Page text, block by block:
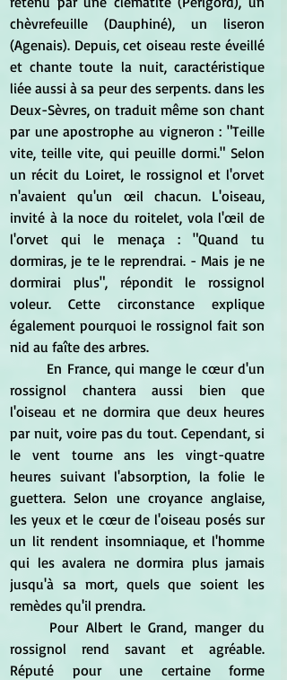
chèvrefeuille (Dauphiné), un liseron
(Agenais). Depuis, cet oiseau reste éveillé
et chante toute la nuit, caractéristique
liée aussi à sa peur des serpents. dans les
Deux-Sèvres, on traduit même son chant
par une apostrophe au vigneron : "Teille
vite, teille vite, qui peuille dormi." Selon
un récit du Loiret, le rossignol et l'orvet
n'avaient qu'un œil chacun. L'oiseau,
invité à la noce du roitelet, vola l'œil de
l'orvet qui le menaça : "Quand tu
dormiras, je te le reprendrai. - Mais je ne
dormirai plus", répondit le rossignol
voleur. Cette circonstance explique
également pourquoi le rossignol fait son
nid au faîte des arbres.
	En
France, qui mange le cœur d'un
rossignol chantera aussi bien que
l'oiseau et ne dormira que deux heures
par nuit, voire pas du tout. Cependant, si
le vent tourne ans les vingt-quatre
heures suivant l'absorption, la folie le
guettera. Selon une croyance anglaise,
les yeux et le cœur de l'oiseau posés sur
un lit rendent insomniaque, et l'homme
qui les avalera ne dormira plus jamais
jusqu'à sa mort, quels que soient les
remèdes qu'il prendra.
rossignol rend savant et agréable.
Réputé pour une certaine forme